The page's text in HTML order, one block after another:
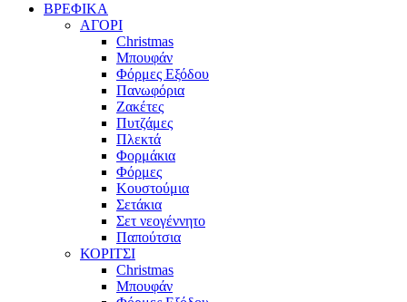
ΒΡΕΦΙΚΑ
ΑΓΟΡΙ
Christmas
Μπουφάν
Φόρμες Εξόδου
Πανωφόρια
Ζακέτες
Πυτζάμες
Πλεκτά
Φορμάκια
Φόρμες
Κουστούμια
Σετάκια
Σετ νεογέννητο
Παπούτσια
ΚΟΡΙΤΣΙ
Christmas
Μπουφάν